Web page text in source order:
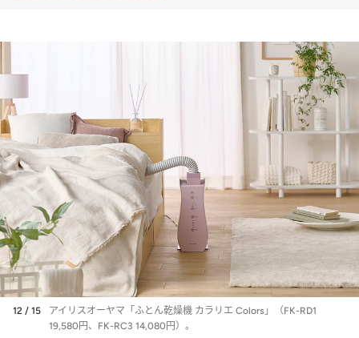
12 / 15
アイリスオーヤマ「ふとん乾燥機 カラリエ Colors」（FK-RD1
19,580円、FK-RC3 14,080円）。